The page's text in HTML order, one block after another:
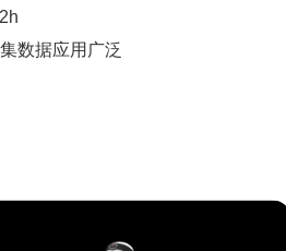
数据应用广泛